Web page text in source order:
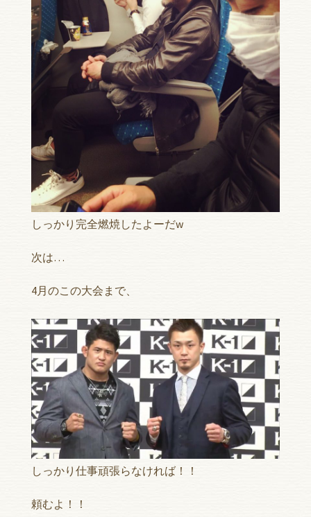
しっかり完全燃焼したよーだw
次は…
4月のこの大会まで、
しっかり仕事頑張らなければ！！
頼むよ！！